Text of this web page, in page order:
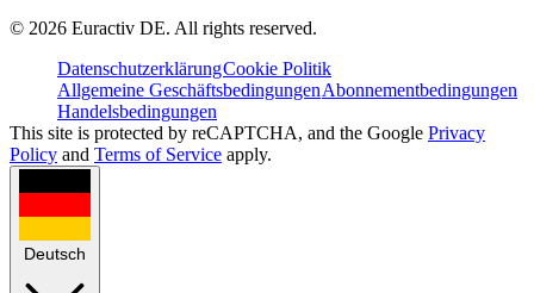
© 2026 Euractiv DE. All rights reserved.
DatenschutzerklärungCookie Politik
Allgemeine GeschäftsbedingungenAbonnementbedingungen
Handelsbedingungen
This site is protected by reCAPTCHA, and the Google Privacy
Policy and Terms of Service apply.
Deutsch